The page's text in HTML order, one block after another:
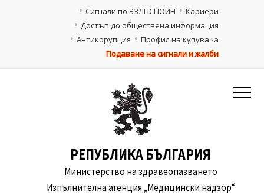
Кариери
Сигнали по ЗЗЛПСПОИН
Достъп до обществена информация
Профил на купувача
Антикорупция
Подаване на сигнали и жалби
РЕПУБЛИКА БЪЛГАРИЯ
Министерство на здравеопазването
Изпълнителна агенция „Медицински надзор“